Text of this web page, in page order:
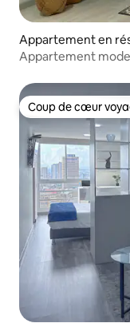
Appartement en
Appartement
Coup de cœur
Coup de cœur